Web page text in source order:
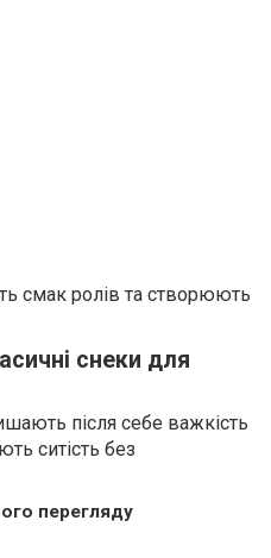
смак ролів та створюють
снеки для
після себе важкість
ситість без
перегляду